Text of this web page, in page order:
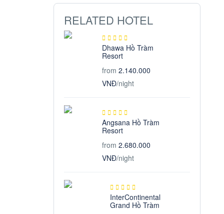
RELATED HOTEL
Dhawa Hồ Tràm
Resort
from 2.140.000
VNĐ/night
Angsana Hồ Tràm
Resort
from 2.680.000
VNĐ/night
InterContinental
Grand Hồ Tràm